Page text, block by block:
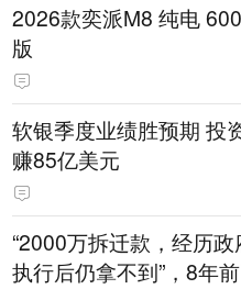
2026款奕派M8 纯电
版
软银季度业绩胜预期 投
赚85亿美元
“2000万拆迁款，经历
执行后仍拿不到”，8年